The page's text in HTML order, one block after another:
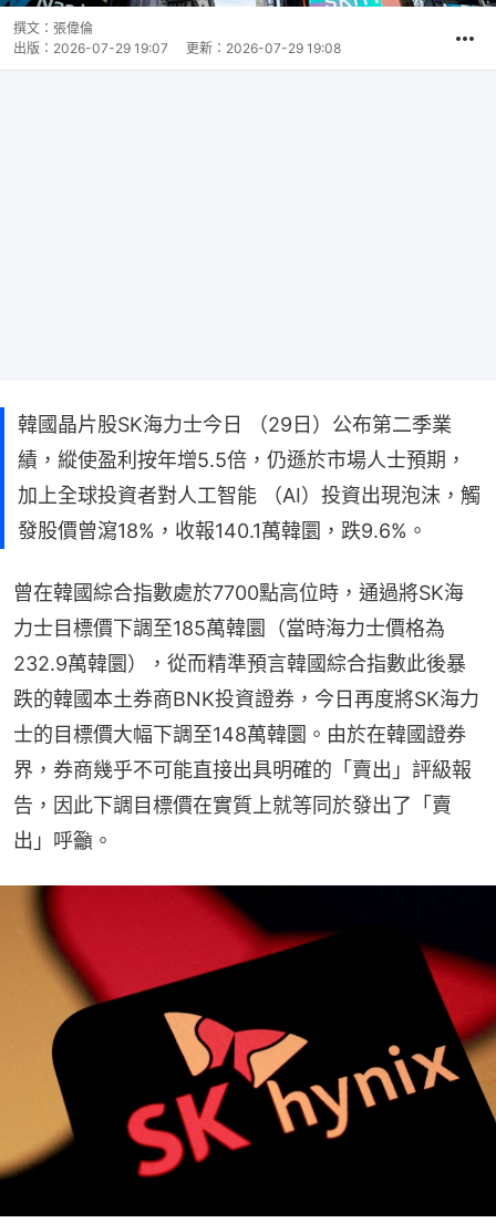
撰文： 張偉倫
出版： 2026-07-29 19:07 更新： 2026-07-29 19:08
韓國晶片股SK海力士今日 （29日）公布第二季業
績，縱使盈利按年增5.5倍，仍遜於市場人士預期，
加上全球投資者對人工智能 （AI）投資出現泡沫，觸
發股價曾瀉18%，收報140.1萬韓圜，跌9.6%。
曾在韓國綜合指數處於7700點高位時，通過將SK海
力士目標價下調至185萬韓圜（當時海力士價格為
232.9萬韓圜），從而精準預言韓國綜合指數此後暴
跌的韓國本土券商BNK投資證券，今日再度將SK海力
士的目標價大幅下調至148萬韓圜。由於在韓國證券
界，券商幾乎不可能直接出具明確的「賣出」評級報
告，因此下調目標價在實質上就等同於發出了「賣
出」呼籲。